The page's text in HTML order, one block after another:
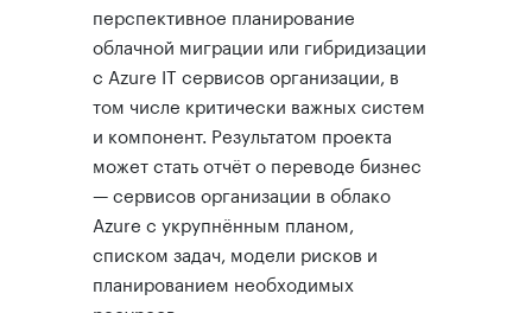
перспективное планирование
облачной миграции или гибридизации
с Azure IT сервисов организации, в
том числе критически важных систем
и компонент. Результатом проекта
может стать отчёт о переводе бизнес
— сервисов организации в облако
Azure с укрупнённым планом,
списком задач, модели рисков и
планированием необходимых